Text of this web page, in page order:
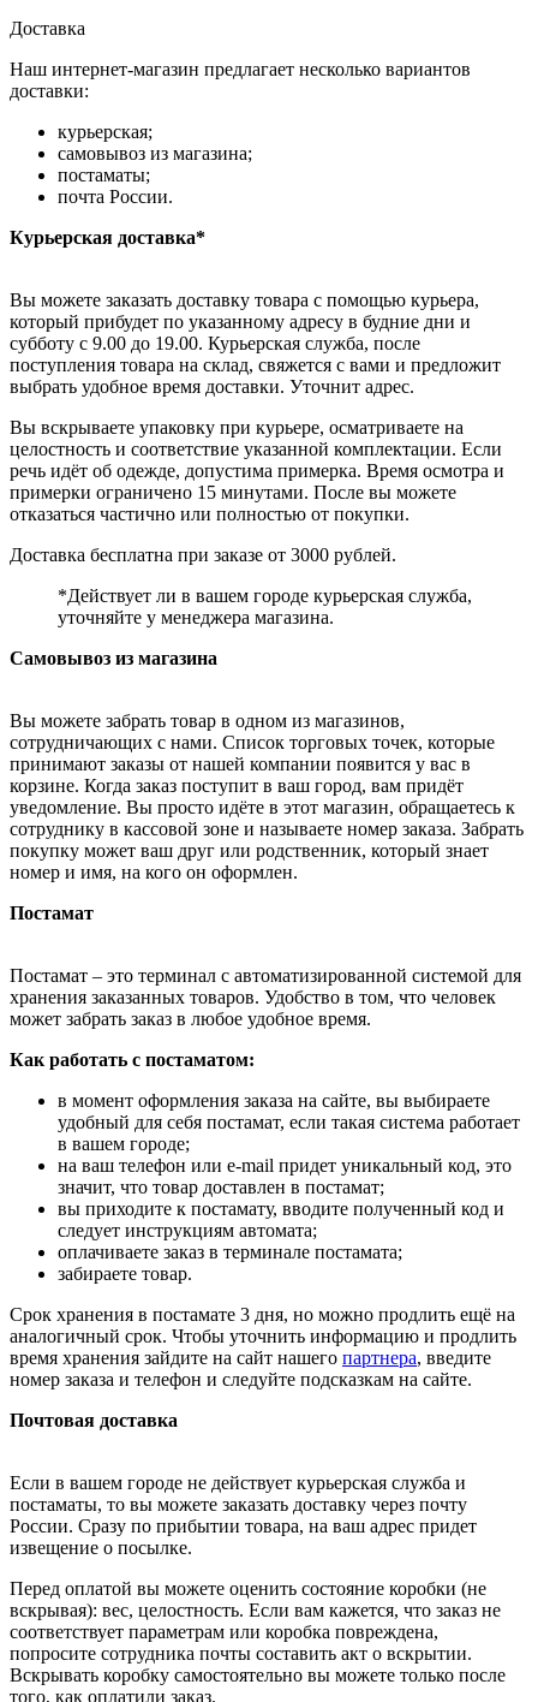
Доставка
Наш интернет-магазин предлагает несколько вариантов
доставки:
курьерская;
самовывоз из магазина;
постаматы;
почта России.
Курьерская доставка*
Вы можете заказать доставку товара с помощью курьера,
который прибудет по указанному адресу в будние дни и
субботу с 9.00 до 19.00. Курьерская служба, после
поступления товара на склад, свяжется с вами и предложит
выбрать удобное время доставки. Уточнит адрес.
Вы вскрываете упаковку при курьере, осматриваете на
целостность и соответствие указанной комплектации. Если
речь идёт об одежде, допустима примерка. Время осмотра и
примерки ограничено 15 минутами. После вы можете
отказаться частично или полностью от покупки.
Доставка бесплатна при заказе от 3000 рублей.
*Действует ли в вашем городе курьерская служба,
уточняйте у менеджера магазина.
Самовывоз из магазина
Вы можете забрать товар в одном из магазинов,
сотрудничающих с нами. Список торговых точек, которые
принимают заказы от нашей компании появится у вас в
корзине. Когда заказ поступит в ваш город, вам придёт
уведомление. Вы просто идёте в этот магазин, обращаетесь к
сотруднику в кассовой зоне и называете номер заказа. Забрать
покупку может ваш друг или родственник, который знает
номер и имя, на кого он оформлен.
Постамат
Постамат – это терминал с автоматизированной системой для
хранения заказанных товаров. Удобство в том, что человек
может забрать заказ в любое удобное время.
Как работать с постаматом:
в момент оформления заказа на сайте, вы выбираете
удобный для себя постамат, если такая система работает
в вашем городе;
на ваш телефон или e-mail придет уникальный код, это
значит, что товар доставлен в постамат;
вы приходите к постамату, вводите полученный код и
следует инструкциям автомата;
оплачиваете заказ в терминале постамата;
забираете товар.
Срок хранения в постамате 3 дня, но можно продлить ещё на
аналогичный срок. Чтобы уточнить информацию и продлить
время хранения зайдите на сайт нашего партнера, введите
номер заказа и телефон и следуйте подсказкам на сайте.
Почтовая доставка
Если в вашем городе не действует курьерская служба и
постаматы, то вы можете заказать доставку через почту
России. Сразу по прибытии товара, на ваш адрес придет
извещение о посылке.
Перед оплатой вы можете оценить состояние коробки (не
вскрывая): вес, целостность. Если вам кажется, что заказ не
соответствует параметрам или коробка повреждена,
попросите сотрудника почты составить акт о вскрытии.
Вскрывать коробку самостоятельно вы можете только после
того, как оплатили заказ.